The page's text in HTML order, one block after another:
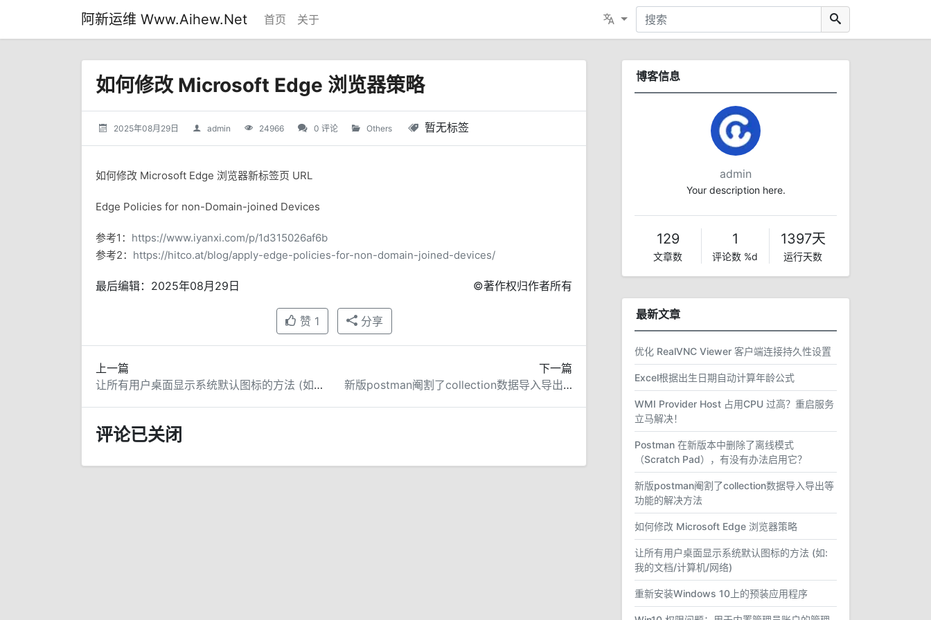
阿新运维 Www.Aihew.Net 首页 关于
如何修改 Microsoft Edge 浏览器策略
2025年08月29日 admin 24966 0 评论 Others 暂无标签
如何修改 Microsoft Edge 浏览器新标签页 URL
Edge Policies for non-Domain-joined Devices
参考1： https://www.iyanxi.com/p/1d315026af6b
参考2： https://hitco.at/blog/apply-edge-policies-for-non-domain-joined-devices/
最后编辑：2025年08月29日 ©著作权归作者所有
赞 1 分享
上一篇
让所有用户桌面显示系统默认图标的方法 (如:我的文档/计算机/网络)
下一篇
新版postman阉割了collection数据导入导出等功能的解决方法
评论已关闭
博客信息
admin
Your description here.
129
文章数
1
评论数 %d
1397天
运行天数
最新文章
优化 RealVNC Viewer 客户端连接持久性设置
Excel根据出生日期自动计算年龄公式
WMI Provider Host 占用CPU 过高？重启服务
立马解决！
Postman 在新版本中删除了离线模式
（Scratch Pad），有没有办法启用它？
新版postman阉割了collection数据导入导出等
功能的解决方法
如何修改 Microsoft Edge 浏览器策略
让所有用户桌面显示系统默认图标的方法 (如:
我的文档/计算机/网络)
重新安装Windows 10上的预装应用程序